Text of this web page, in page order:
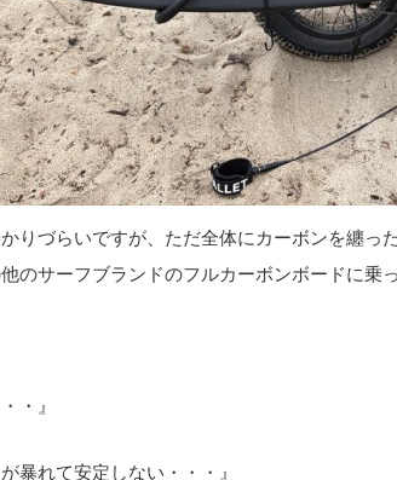
りづらいですが、ただ全体にカーボンを纏
のサーフブランドのフルカーボンボードに乗っ
・』
暴れて安定しない・・・』